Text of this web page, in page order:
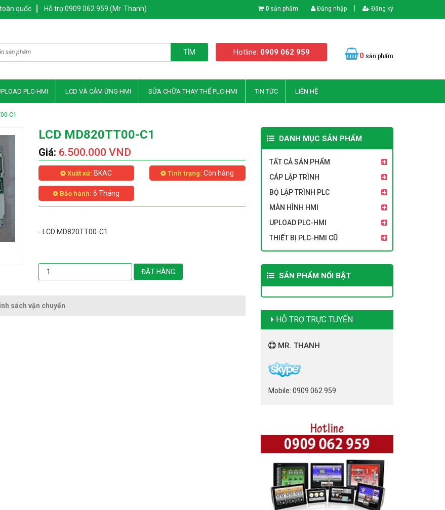
quốc Hỗ trợ 0909 062 959 (Mr. Thanh) 0 sản phẩm Đăng nhập Đăng ký
TÌM Hotline: 0909 062 959 0 sản phẩm
PLC-HMI LCD VÀ CẢM ỨNG HMI SỬA CHỮA THAY THẾ PLC-HMI TIN TỨC LIÊN HỆ
C1
LCD MD820TT00-C1
Giá: 6.500.000 VND
Xuất xứ: BKAC Tình trạng: Còn hàng
Bảo hành: 6 Tháng
- LCD MD820TT00-C1.
ĐẶT HÀNG
sách vận chuyển
DANH MỤC SẢN PHẨM
TẤT CẢ SẢN PHẨM
CÁP LẬP TRÌNH
BỘ LẬP TRÌNH PLC
MÀN HÌNH HMI
UPLOAD PLC-HMI
THIẾT BỊ PLC-HMI CŨ
SẢN PHẨM NỔI BẬT
HỖ TRỢ TRỰC TUYẾN
MR. THANH
Mobile: 0909 062 959